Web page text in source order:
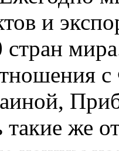
и
стран
такие же